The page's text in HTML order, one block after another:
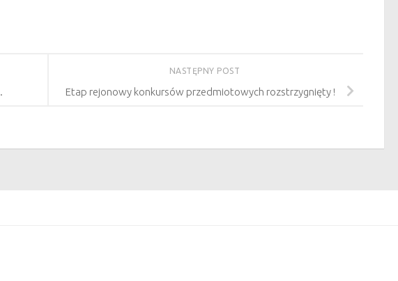
NASTĘPNY POST
Etap rejonowy konkursów przedmiotowych rozstrzygnięty !